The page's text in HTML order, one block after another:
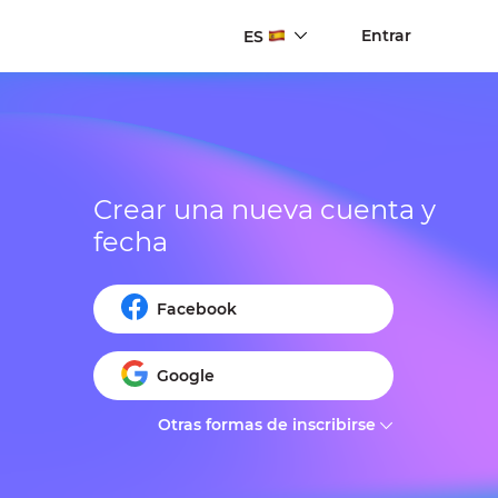
ES Entrar
Crear una nueva cuenta y
fecha
Facebook
Google
Otras formas de inscribirse